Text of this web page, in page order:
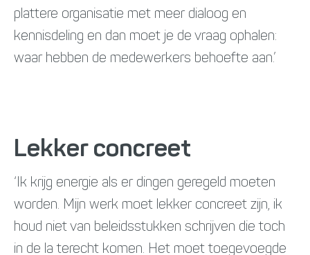
plattere organisatie met meer dialoog en
kennisdeling en dan moet je de vraag ophalen:
waar hebben de medewerkers behoefte aan.’
Lekker concreet
‘Ik krijg energie als er dingen geregeld moeten
worden. Mijn werk moet lekker concreet zijn, ik
houd niet van beleidsstukken schrijven die toch
in de la terecht komen. Het moet toegevoegde